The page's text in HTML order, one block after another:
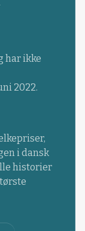
har ikke
2022.
i dansk
historier